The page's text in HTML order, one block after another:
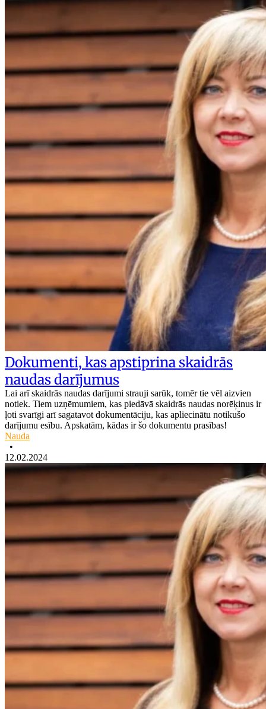
Dokumenti, kas apstiprina skaidrās
naudas darījumus
Lai arī skaidrās naudas darījumi strauji sarūk, tomēr tie vēl aizvien
notiek. Tiem uzņēmumiem, kas piedāvā skaidrās naudas norēķinus ir
ļoti svarīgi arī sagatavot dokumentāciju, kas apliecinātu notikušo
darījumu esību. Apskatām, kādas ir šo dokumentu prasības!
Nauda
•
12.02.2024